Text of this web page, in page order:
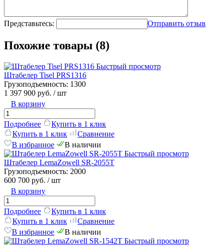
Представьтесь: Отправить отзыв
Похожие товары (8)
Быстрый просмотр
Штабелер Tisel PRS1316
Грузоподъемность: 1300
1 397 900 руб. / шт
В корзину
Подробнее
Купить в 1 клик
Купить в 1 клик
Сравнение
В избранное
В наличии
Быстрый просмотр
Штабелер LemaZowell SR-2055T
Грузоподъемность: 2000
600 700 руб. / шт
В корзину
Подробнее
Купить в 1 клик
Купить в 1 клик
Сравнение
В избранное
В наличии
Быстрый просмотр